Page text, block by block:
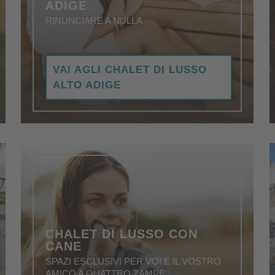
ADIGE
RINUNCIARE A NULLA
benessere privata, attrezzature eleganti e di
alta qualità.
VAI AGLI CHALET DI LUSSO
ALTO ADIGE
CHALET DI LUSSO CON
CANE
SPAZI ESCLUSIVI PER VOI E IL VOSTRO